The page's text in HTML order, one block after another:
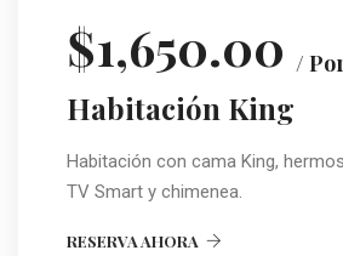
$1,650.00 /
Habitación King
Habitación con cama King,
TV Smart y chimenea.
RESERVA AHORA